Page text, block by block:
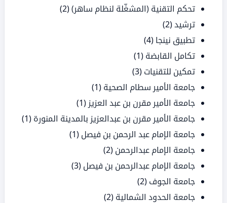
تحكم التقنية (المشغّلة لنظام ساهر)(2)
ترشيد(2)
تطبيق نينجا (4)
تكامل القابضة (1)
تمكين للتقنيات (3)
جامعة الأمير سطام الصحية (1)
جامعة الأمير مقرن بن عبد العزيز (1)
جامعة الأمير مقرن بن عبدالعزيز بالمدينة المنورة (1)
جامعة الإمام عبد الرحمن بن فيصل (1)
جامعة الإمام عبدالرحمن (2)
جامعة الإمام عبدالرحمن بن فيصل (3)
جامعة الجوف (2)
جامعة الحدود الشمالية (2)